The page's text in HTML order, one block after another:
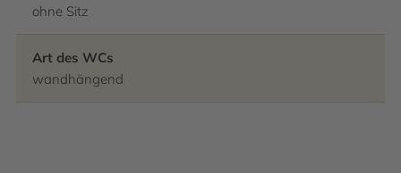
ohne Sitz
Art des WCs
wandhängend